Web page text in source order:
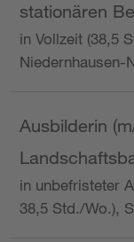
stationären
in Vollzeit (38,5
Niedernhausen-
Ausbilderin
in unbefristeter
38,5 Std./Wo.),